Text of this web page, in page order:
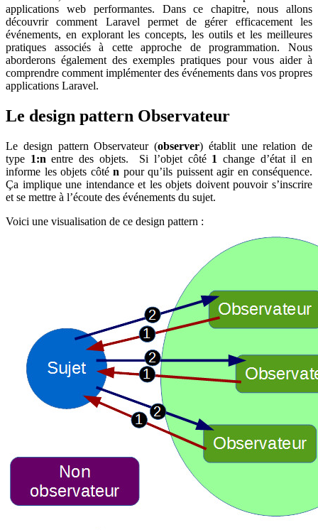
applications web performantes. Dans ce chapitre, nous allons
découvrir comment Laravel permet de gérer efficacement les
événements, en explorant les concepts, les outils et les meilleures
pratiques associés à cette approche de programmation. Nous
aborderons également des exemples pratiques pour vous aider à
comprendre comment implémenter des événements dans vos propres
applications Laravel.
Le design pattern Observateur
Le design pattern Observateur (observer) établit une relation de
type 1:n entre des objets. Si l’objet côté 1 change d’état il en
informe les objets côté n pour qu’ils puissent agir en conséquence.
Ça implique une intendance et les objets doivent pouvoir s’inscrire
et se mettre à l’écoute des événements du sujet.
Voici une visualisation de ce design pattern :